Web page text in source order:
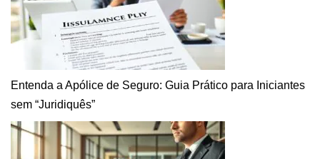
Entenda a Apólice de Seguro: Guia Prático para Iniciantes
sem “Juridiquês”